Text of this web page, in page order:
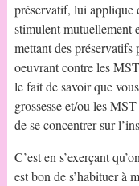
préservatif, lui applique
stimulent mutuellement
mettant des préservatifs
oeuvrant contre les
le fait de savoir que
grossesse et/ou les
de se concentrer sur
C’est en s’exerçant
est bon de s’habituer à